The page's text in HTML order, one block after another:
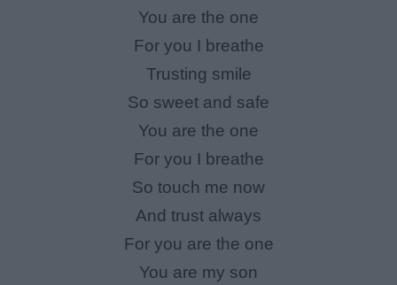
You are the one
For you I breathe
Trusting smile
So sweet and safe
You are the one
For you I breathe
So touch me now
And trust always
For you are the one
You are my son